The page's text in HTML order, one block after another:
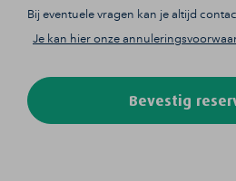
Bij eventuele vragen kan je altijd
Je kan hier onze
Bevestig